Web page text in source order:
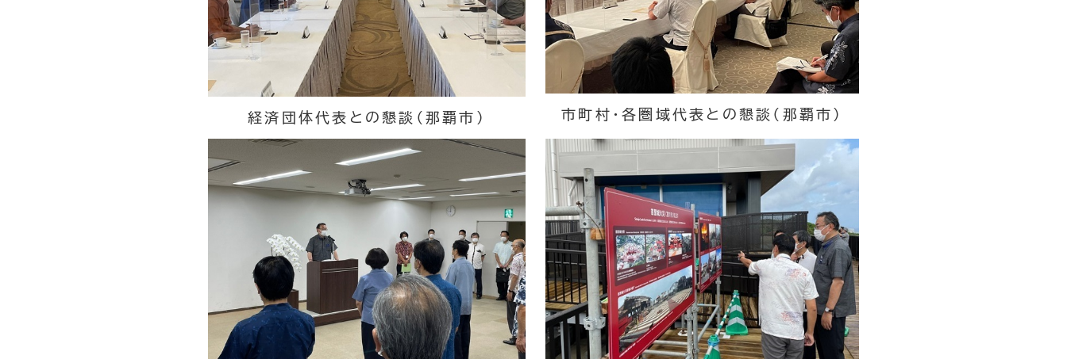
経済団体代表との懇談（那覇市） 市町村・各圏域代表との懇談（那覇市）